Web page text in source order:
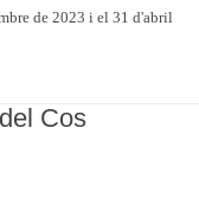
de 2023 i el 31 d'abril
Cos